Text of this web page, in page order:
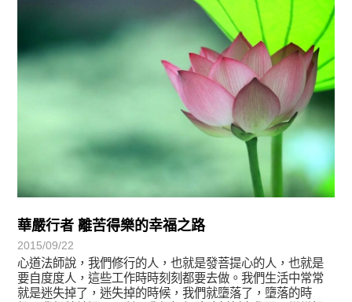
華嚴行者 離苦得樂的幸福之路
2015/09/22
心道法師說，我們修行的人，也就是發菩提心的人，也就是
要自度度人，這些工作時時刻刻都要去做。我們生活中常常
就是迷失掉了，迷失掉的時候，我們就墮落了，墮落的時